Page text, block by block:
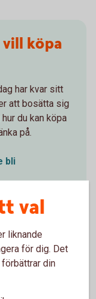
köpa
har kvar sitt
att bosätta sig
du kan köpa
på.
bli
val
liknande
för dig. Det
din